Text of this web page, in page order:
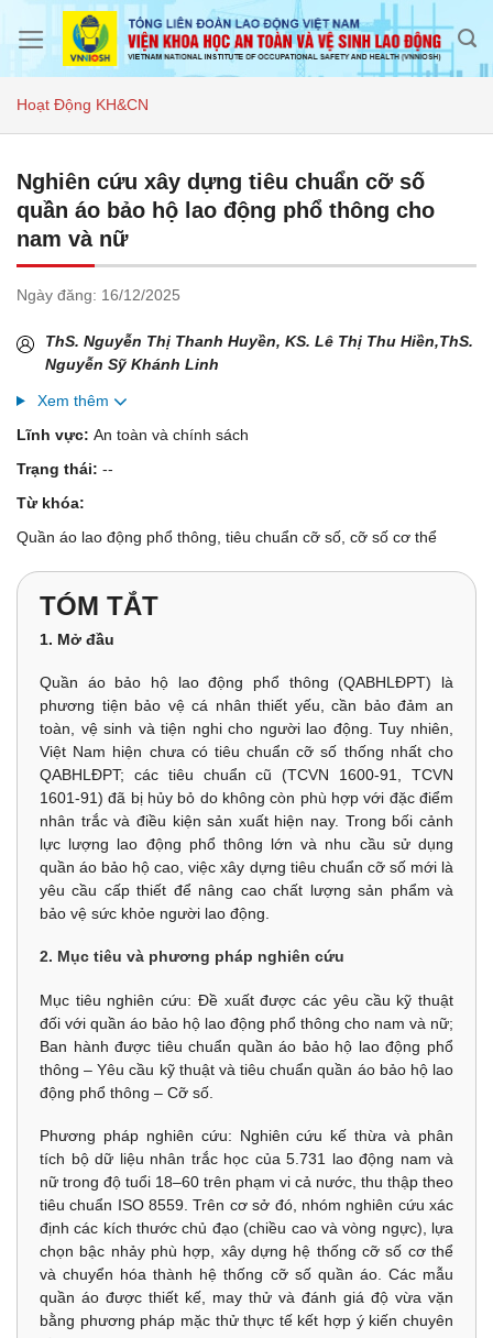
Hoạt Động KH&CN
Nghiên cứu xây dựng tiêu chuẩn cỡ số
quần áo bảo hộ lao động phổ thông cho
nam và nữ
Ngày đăng: 16/12/2025
ThS. Nguyễn Thị Thanh Huyền, KS. Lê Thị Thu Hiền,ThS.
Nguyễn Sỹ Khánh Linh
Xem thêm
Lĩnh vực: An toàn và chính sách
Trạng thái: --
Từ khóa:
Quần áo lao động phổ thông, tiêu chuẩn cỡ số, cỡ số cơ thể
TÓM TẮT
1. Mở đầu
Quần áo bảo hộ lao động phổ thông (QABHLĐPT) là
phương tiện bảo vệ cá nhân thiết yếu, cần bảo đảm an
toàn, vệ sinh và tiện nghi cho người lao động. Tuy nhiên,
Việt Nam hiện chưa có tiêu chuẩn cỡ số thống nhất cho
QABHLĐPT; các tiêu chuẩn cũ (TCVN 1600-91, TCVN
1601-91) đã bị hủy bỏ do không còn phù hợp với đặc điểm
nhân trắc và điều kiện sản xuất hiện nay. Trong bối cảnh
lực lượng lao động phổ thông lớn và nhu cầu sử dụng
quần áo bảo hộ cao, việc xây dựng tiêu chuẩn cỡ số mới là
yêu cầu cấp thiết để nâng cao chất lượng sản phẩm và
bảo vệ sức khỏe người lao động.
2. Mục tiêu và phương pháp nghiên cứu
Mục tiêu nghiên cứu: Đề xuất được các yêu cầu kỹ thuật
đối với quần áo bảo hộ lao động phổ thông cho nam và nữ;
Ban hành được tiêu chuẩn quần áo bảo hộ lao động phổ
thông – Yêu cầu kỹ thuật và tiêu chuẩn quần áo bảo hộ lao
động phổ thông – Cỡ số.
Phương pháp nghiên cứu: Nghiên cứu kế thừa và phân
tích bộ dữ liệu nhân trắc học của 5.731 lao động nam và
nữ trong độ tuổi 18–60 trên phạm vi cả nước, thu thập theo
tiêu chuẩn ISO 8559. Trên cơ sở đó, nhóm nghiên cứu xác
định các kích thước chủ đạo (chiều cao và vòng ngực), lựa
chọn bậc nhảy phù hợp, xây dựng hệ thống cỡ số cơ thể
và chuyển hóa thành hệ thống cỡ số quần áo. Các mẫu
quần áo được thiết kế, may thử và đánh giá độ vừa vặn
bằng phương pháp mặc thử thực tế kết hợp ý kiến chuyên